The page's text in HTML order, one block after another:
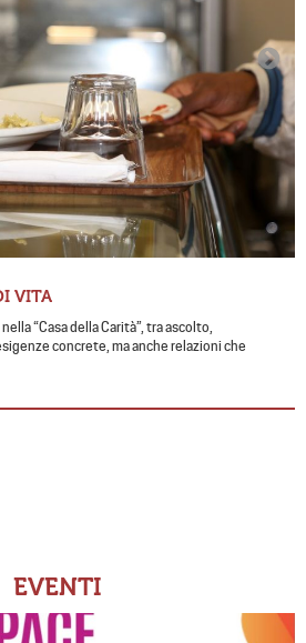
VITA
“Casa della Carità”, tra ascolto,
concrete, ma anche relazioni che
EVENTI